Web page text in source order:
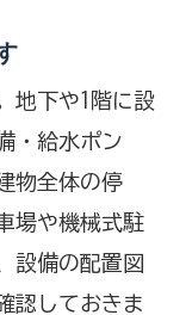
地下や1階に設
・給水ポン
物全体の停
場や機械式駐
設備の配置図
認しておきま